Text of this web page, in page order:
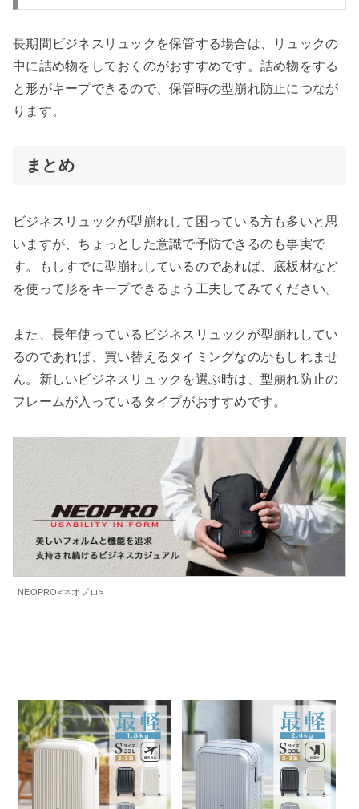
長期間ビジネスリュックを保管する場合は、リュックの
中に詰め物をしておくのがおすすめです。詰め物をする
と形がキープできるので、保管時の型崩れ防止につなが
ります。
まとめ
ビジネスリュックが型崩れして困っている方も多いと思
いますが、ちょっとした意識で予防できるのも事実で
す。もしすでに型崩れしているのであれば、底板材など
を使って形をキープできるよう工夫してみてください。
また、長年使っているビジネスリュックが型崩れしてい
るのであれば、買い替えるタイミングなのかもしれませ
ん。新しいビジネスリュックを選ぶ時は、型崩れ防止の
フレームが入っているタイプがおすすめです。
NEOPRO<ネオプロ>